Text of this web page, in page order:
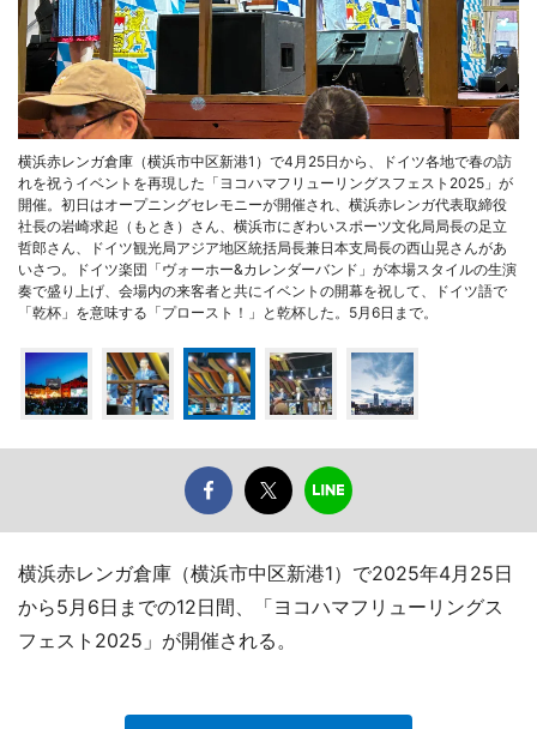
横浜赤レンガ倉庫（横浜市中区新港1）で4月25日から、ドイツ各地で春の訪
れを祝うイベントを再現した「ヨコハマフリューリングスフェスト2025」が
開催。初日はオープニングセレモニーが開催され、横浜赤レンガ代表取締役
社長の岩崎求起（もとき）さん、横浜市にぎわいスポーツ文化局局長の足立
哲郎さん、ドイツ観光局アジア地区統括局長兼日本支局長の西山晃さんがあ
いさつ。ドイツ楽団「ヴォーホー&カレンダーバンド」が本場スタイルの生演
奏で盛り上げ、会場内の来客者と共にイベントの開幕を祝して、ドイツ語で
「乾杯」を意味する「プロースト！」と乾杯した。5月6日まで。
横浜赤レンガ倉庫（横浜市中区新港1）で2025年4月25日
から5月6日までの12日間、「ヨコハマフリューリングス
フェスト2025」が開催される。